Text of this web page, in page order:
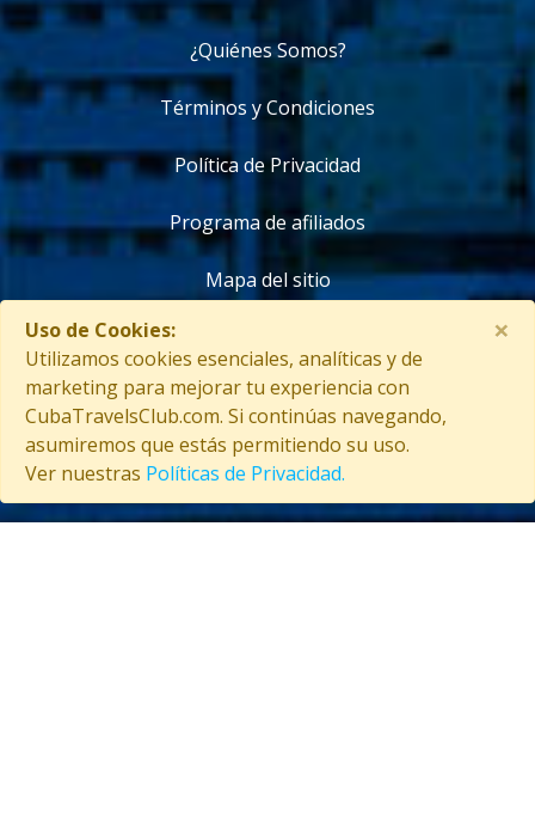
Uso de Cookies:
Utilizamos cookies esenciales, analíticas y de
marketing para mejorar tu experiencia con
CubaTravelsClub.com. Si continúas navegando,
asumiremos que estás permitiendo su uso.
Ver nuestras Políticas de Privacidad.
×
¿Quiénes Somos?
Términos y Condiciones
Política de Privacidad
Programa de afiliados
Mapa del sitio
Copyright © 2026 CubaTravelsClub. Todos los derechos reservados